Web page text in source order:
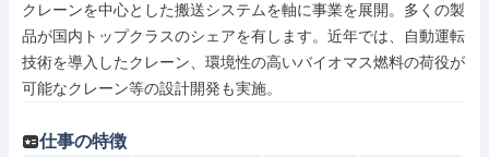
クレーンを中心とした搬送システムを軸に事業を展開。多くの製
品が国内トップクラスのシェアを有します。近年では、自動運転
技術を導入したクレーン、環境性の高いバイオマス燃料の荷役が
可能なクレーン等の設計開発も実施。
仕事の特徴